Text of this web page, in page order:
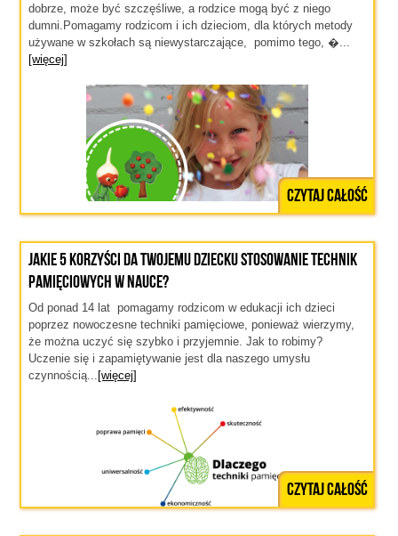
dobrze, może być szczęśliwe, a rodzice mogą być z niego
dumni.Pomagamy rodzicom i ich dzieciom, dla których metody
używane w szkołach są niewystarczające, pomimo tego, �...
[więcej]
Czytaj całość
Jakie 5 korzyści da Twojemu dziecku stosowanie technik
pamięciowych w nauce?
Od ponad 14 lat pomagamy rodzicom w edukacji ich dzieci
poprzez nowoczesne techniki pamięciowe, ponieważ wierzymy,
że można uczyć się szybko i przyjemnie. Jak to robimy?
Uczenie się i zapamiętywanie jest dla naszego umysłu
czynnością... [więcej]
Czytaj całość